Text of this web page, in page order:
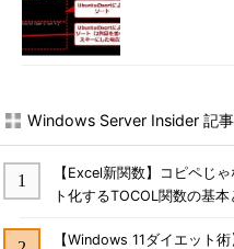
Windows Server Insider 記
【Excel新関数】コピペじ
ト化するTOCOL関数の基本
【Windows 11ダイエット